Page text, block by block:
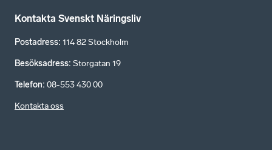
Kontakta Svenskt Näringsliv
Postadress: 114 82 Stockholm
Besöksadress: Storgatan 19
Telefon: 08-553 430 00
Kontakta oss